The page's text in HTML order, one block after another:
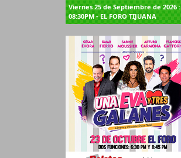
Viernes 25 de Septiembre de 2026 :
08:30PM - EL FORO TIJUANA